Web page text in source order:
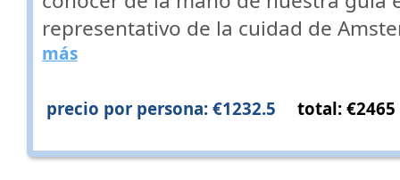
representativo de la cuidad de
más
precio por persona: €1232.5 total: €2465